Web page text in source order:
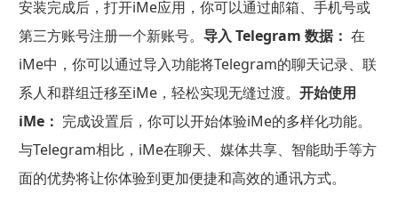
安装完成后，打开iMe应用，你可以通过邮箱、手机号或
第三方账号注册一个新账号。 导入 Telegram 数据： 在
iMe中，你可以通过导入功能将Telegram的聊天记录、联
系人和群组迁移至iMe，轻松实现无缝过渡。 开始使用
iMe： 完成设置后，你可以开始体验iMe的多样化功能。
与Telegram相比，iMe在聊天、媒体共享、智能助手等方
面的优势将让你体验到更加便捷和高效的通讯方式。